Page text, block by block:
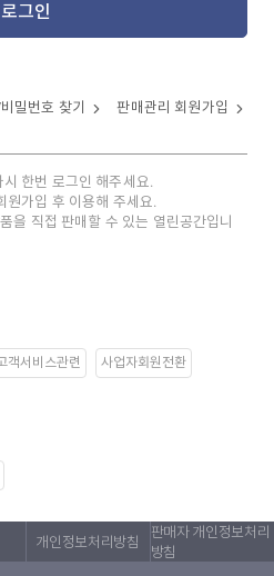
로그인
밀번호 찾기 판매관리 회원가입
한번 로그인 해주세요.
원가입 후 이용해 주세요.
을 직접 판매할 수 있는 열린공간입니
객서비스관련 사업자회원전환
개인정보처리방침
판매자 개인정보처리
방침